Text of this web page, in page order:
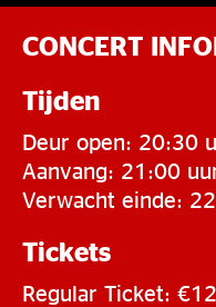
CONCERT
Tijden
Deur open: 20:30
Aanvang: 21:00
Verwacht einde:
Tickets
Regular Ticket: